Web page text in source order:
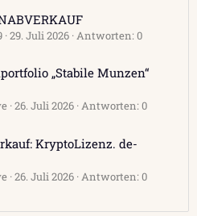
29. Juli 2026 Antworten: 0
„Stabile Munzen“
26. Juli 2026 Antworten: 0
KryptoLizenz. de-
26. Juli 2026 Antworten: 0